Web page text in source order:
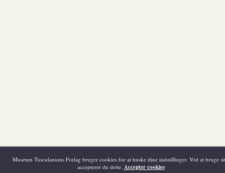
Museum Tusculanums Forlag bruger cookies for at huske dine indstillinger. Ved at bruge
accepterer du dette. Accepter cookies